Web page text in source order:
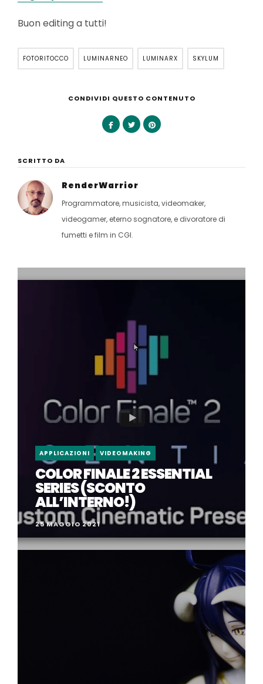
Buon editing a tutti!
FOTORITOCCO LUMINARNEO LUMINARX SKYLUM
CONDIVIDI QUESTO CONTENUTO
SCRITTO DA
RenderWarrior
Programmatore, musicista, videomaker,
videogamer, eterno sognatore, e divoratore di
fumetti e film in CGI.
APPLICAZIONI VIDEOMAKING
COLOR FINALE 2 ESSENTIAL
SERIES (SCONTO
ALL’INTERNO!)
25 MAGGIO 2021